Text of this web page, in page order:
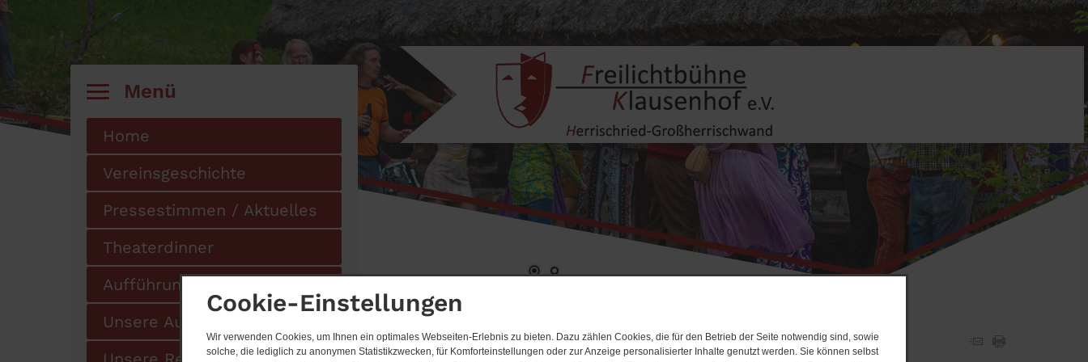
Cookie-Einstellungen
Wir verwenden Cookies, um Ihnen ein optimales Webseiten-Erlebnis zu bieten. Dazu zählen Cookies, die für den Betrieb der Seite notwendig sind, sowie
solche, die lediglich zu anonymen Statistikzwecken, für Komforteinstellungen oder zur Anzeige personalisierter Inhalte genutzt werden. Sie können selbst
Menü
Home
Vereinsgeschichte
Pressestimmen / Aktuelles
Theaterdinner
Aufführungen
Unsere Autoren
Start Morgen kommt der Schwed